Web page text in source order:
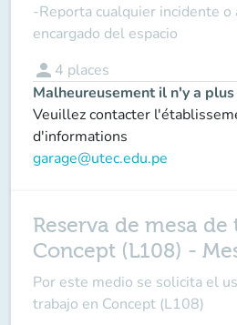
-Reporta cualquier incidente o
encargado del espacio
person 4 places
Malheureusement il n'y a
Veuillez contacter
d'informations
garage@utec.edu.pe
Reserva de mesa
Concept (L108) -
Por este medio se solicita el
trabajo en Concept (L108)